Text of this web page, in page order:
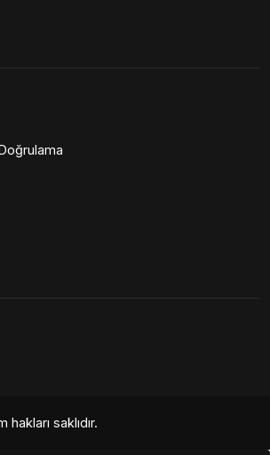
saklıdır.